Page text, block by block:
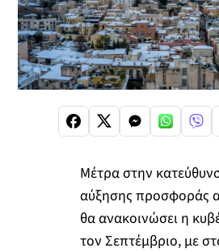
Μέτρα στην
αύξησης προσφοράς
θα ανακοινώσει η
τον Σεπτέμβριο, με